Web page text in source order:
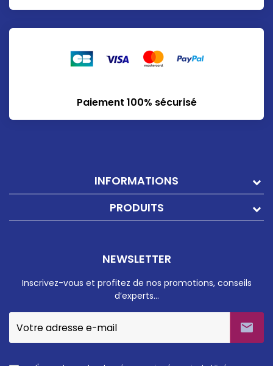
Paiement 100% sécurisé
INFORMATIONS
PRODUITS
NEWSLETTER
Inscrivez-vous et profitez de nos promotions, conseils
d’experts…
